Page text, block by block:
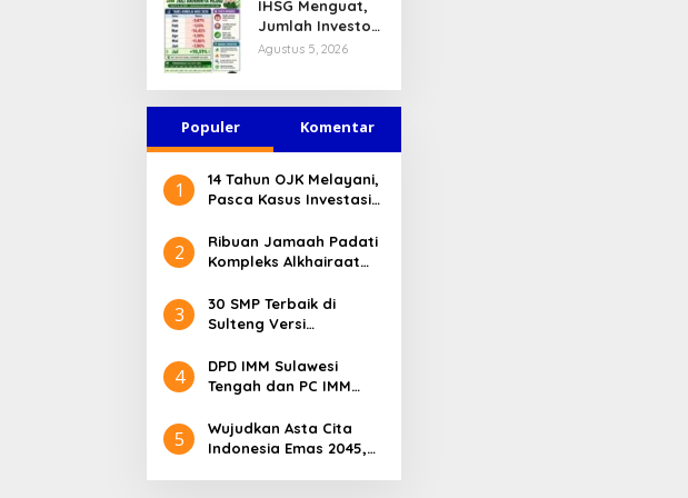
Jasa Keuangan
Tetap Terjaga
IHSG Menguat,
Jumlah Investor
Pasar Modal
Agustus 5, 2026
Populer Komentar
1
14 Tahun OJK Melayani,
Pasca Kasus Investasi
Sulteng Menilai Peran
OJK Sangat Penting
2
Ribuan Jamaah Padati
Kompleks Alkhairaat
Nasional dan Daerah
Hadir
3
30 SMP Terbaik di
Sulteng Versi
4
DPD IMM Sulawesi
Tengah dan PC IMM
Mantan Kapolresta
Palu
5
Wujudkan Asta Cita
Indonesia Emas 2045,